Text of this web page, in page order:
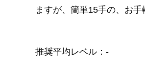
ますが、簡単15手の、お手
推奨平均レベル：-